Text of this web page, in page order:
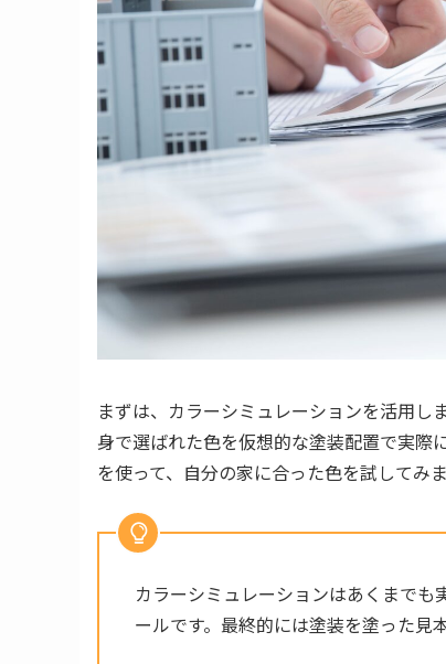
まずは、カラーシミュレーションを活用
身で選ばれた色を仮想的な塗装配置で実際
を使って、自分の家に合った色を試してみま
カラーシミュレーションはあくまで
ールです。最終的には塗装を塗った見